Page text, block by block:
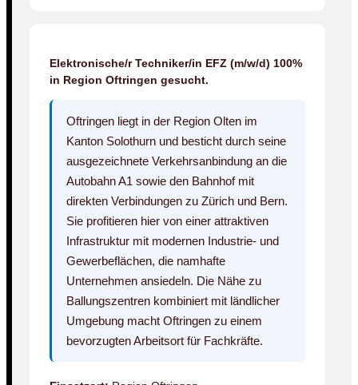
Elektronische/r Techniker/in EFZ (m/w/d) 100%
in Region Oftringen gesucht.
Oftringen liegt in der Region Olten im
Kanton Solothurn und besticht durch seine
ausgezeichnete Verkehrsanbindung an die
Autobahn A1 sowie den Bahnhof mit
direkten Verbindungen zu Zürich und Bern.
Sie profitieren hier von einer attraktiven
Infrastruktur mit modernen Industrie- und
Gewerbeflächen, die namhafte
Unternehmen ansiedeln. Die Nähe zu
Ballungszentren kombiniert mit ländlicher
Umgebung macht Oftringen zu einem
bevorzugten Arbeitsort für Fachkräfte.